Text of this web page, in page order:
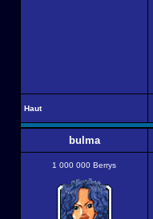
Haut
bulma
1 000 000 Berrys